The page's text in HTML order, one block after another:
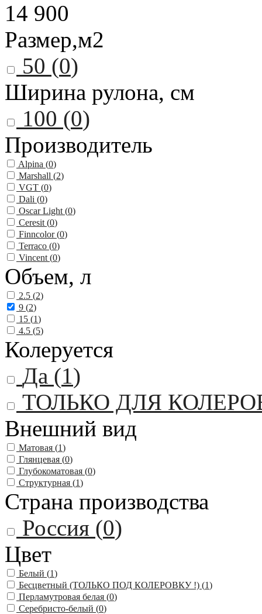
14 900
Размер,м2
50 (0)
Ширина рулона, см
100 (0)
Производитель
Alpina (0)
Marshall (2)
VGT (0)
Dali (0)
Oscar Light (0)
Ceresit (0)
Finncolor (0)
Terraco (0)
Vincent (0)
Объем, л
2.5 (2)
9 (2)
15 (1)
4.5 (5)
Колеруется
Да (1)
ТОЛЬКО ДЛЯ
Внешний вид
Матовая (1)
Глянцевая (0)
Глубокоматовая (0)
Структурная (1)
Страна производства
Россия (0)
Цвет
Белый (1)
Бесцветный (ТОЛЬКО ПОД КОЛЕРОВКУ !) (1)
Перламутровая белая (0)
Серебристо-белый (0)